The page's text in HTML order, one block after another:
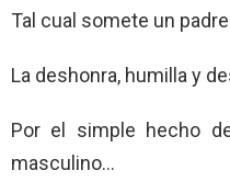
Tal cual somete un
La deshonra, humilla y
Por el simple hecho
masculino…